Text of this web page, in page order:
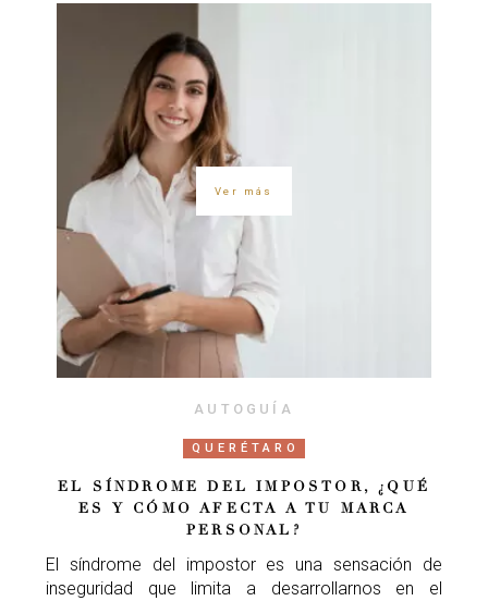
Ver más
AUTOGUÍA
QUERÉTARO
EL SÍNDROME DEL IMPOSTOR, ¿QUÉ
ES Y CÓMO AFECTA A TU MARCA
PERSONAL?
El síndrome del impostor es una sensación de
inseguridad que limita a desarrollarnos en el